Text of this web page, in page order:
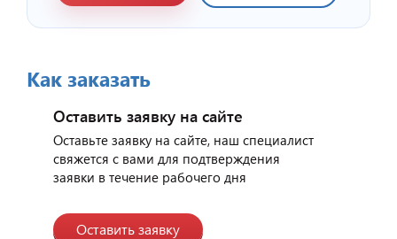
"Малабар".
Как заказать
Оставить заявку на сайте
Оставьте заявку на сайте, наш специалист
свяжется с вами для подтверждения
заявки в течение рабочего дня
Оставить заявку